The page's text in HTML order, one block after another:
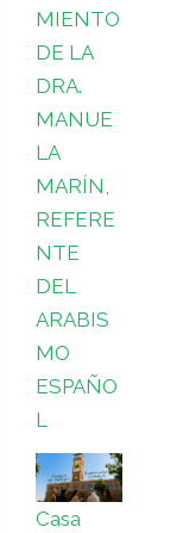
MIENTO
DE LA
DRA.
MANUE
LA
MARÍN,
REFERE
NTE
DEL
ARABIS
MO
ESPAÑO
L
Casa